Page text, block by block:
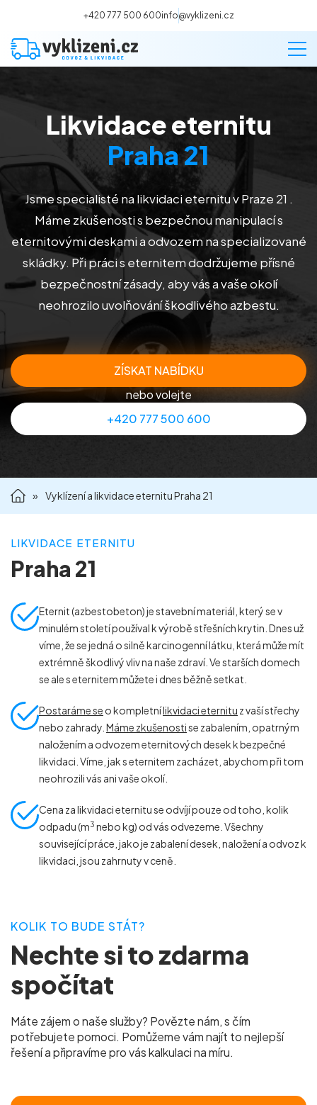
+420 777 500 600info@vyklizeni.cz
Vyklízení
Stěhování
Malování
Deratizace a dezinsekce
Úklid
Příprava nemovitostí na prodej
Likvidace eternitu
Praha 21
Jsme specialisté na likvidaci eternitu v Praze 21 .
Máme zkušenosti s bezpečnou manipulací s
eternitovými deskami a odvozem na specializované
skládky. Při práci s eternitem dodržujeme přísné
bezpečnostní zásady, aby vás a vaše okolí
neohrozilo uvolňování škodlivého azbestu.
ZÍSKAT NABÍDKU
nebo volejte
+420 777 500 600
» Vyklízení a likvidace eternitu Praha 21
LIKVIDACE ETERNITU
Praha 21
Eternit (azbestobeton) je stavební materiál, který se v
minulém století používal k výrobě střešních krytin. Dnes už
víme, že se jedná o silně karcinogenní látku, která může mít
extrémně škodlivý vliv na naše zdraví. Ve starších domech
se ale s eternitem můžete i dnes běžně setkat.
Postaráme se o kompletnílikvidaci eternitu z vaší střechy
nebo zahrady. Máme zkušenostise zabalením, opatrným
naložením a odvozem eternitových desek k bezpečné
likvidaci. Víme, jak s eternitem zacházet, abychom při tom
neohrozili vás ani vaše okolí.
Cena za likvidaci eternitu se odvíjí pouze od toho, kolik
odpadu (m3 nebo kg) od vás odvezeme. Všechny
související práce, jako je zabalení desek, naložení a odvoz k
likvidaci, jsou zahrnuty v ceně.
KOLIK TO BUDE STÁT?
Nechte si to zdarma
spočítat
Máte zájem o naše služby? Povězte nám, s čím
potřebujete pomoci. Pomůžeme vám najít to nejlepší
řešení a připravíme pro vás kalkulaci na míru.